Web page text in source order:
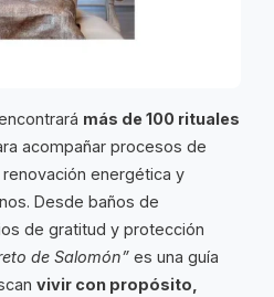
más de 100 rituales
acompañar procesos de
energética y
Desde baños de
de gratitud y protección
de Salomón” es una guía
vivir con propósito,